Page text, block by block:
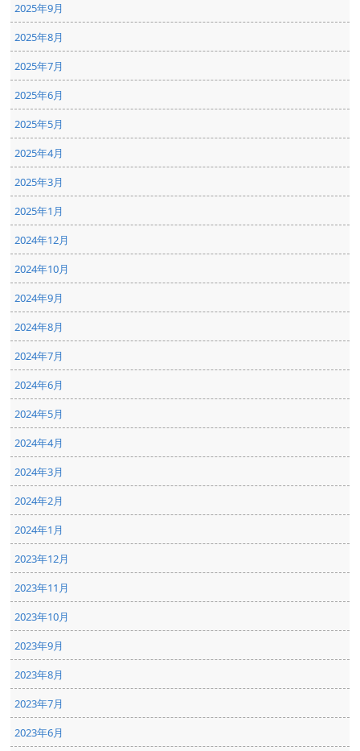
2025年9月
2025年8月
2025年7月
2025年6月
2025年5月
2025年4月
2025年3月
2025年1月
2024年12月
2024年10月
2024年9月
2024年8月
2024年7月
2024年6月
2024年5月
2024年4月
2024年3月
2024年2月
2024年1月
2023年12月
2023年11月
2023年10月
2023年9月
2023年8月
2023年7月
2023年6月